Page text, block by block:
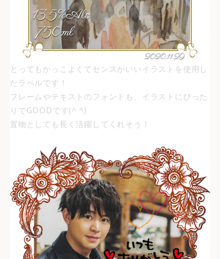
とってもかっこよくてセンスがいいイラストを使用し
たラベルです！
フレームやテキストのフォントも、イラストにぴった
りでGOODです(^ ^)
置物としても長く活躍してくれそう！